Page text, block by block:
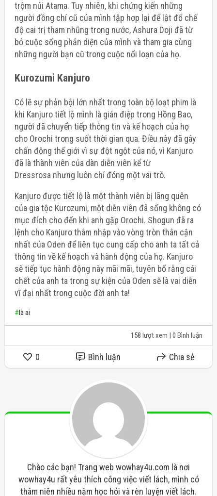
trộm núi Atama. Tuy nhiên, khi chứng kiến ​​những
người đồng chí cũ của mình tập hợp lại để lật đổ chế
độ cai trị tham nhũng trong nước, Ashura Doji đã từ
bỏ cuộc sống phản diện của mình và tham gia cùng
những người bạn cũ trong cuộc nổi loạn của họ.
Kurozumi Kanjuro
Có lẽ sự phản bội lớn nhất trong toàn bộ loạt phim là
khi Kanjuro tiết lộ mình là gián điệp trong Hồng Bao,
người đã chuyển tiếp thông tin và kế hoạch của họ
cho Orochi trong suốt thời gian qua. Điều này đã gây
chấn động thế giới vì sự đột ngột của nó, vì Kanjuro
đã là thành viên của dàn diễn viên kể từ
Dressrosa nhưng luôn chỉ đóng một vai trò.
Kanjuro được tiết lộ là một thành viên bị lãng quên
của gia tộc Kurozumi, một diễn viên đã sống không có
mục đích cho đến khi anh gặp Orochi. Shogun đã ra
lệnh cho Kanjuro thâm nhập vào vòng tròn thân cận
nhất của Oden để liên tục cung cấp cho anh ta tất cả
thông tin về kế hoạch và hành động của họ. Kanjuro
sẽ tiếp tục hành động này mãi mãi, tuyên bố rằng cái
chết của anh ta trong sự kiện của Oden sẽ là vai diễn
vĩ đại nhất trong cuộc đời anh ta!
#là ai
158 lượt xem | 0 Bình luận
0 Bình luận Chia sẻ
Chào các bạn! Trang web wowhay4u.com là nơi
wowhay4u rất yêu thích công việc viết lách, mình có
thâm niên nhiều năm học hỏi và rèn luyện viết lách.